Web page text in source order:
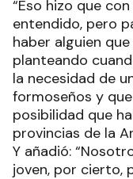
“Eso hizo que
entendido, pero
haber alguien
planteando
la necesidad de
formoseños y
posibilidad que
provincias de la
Y añadió:
joven, por cierto,